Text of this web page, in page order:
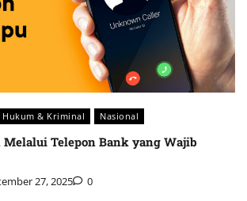
Hukum & Kriminal Nasional
Telepon Bank yang Wajib
27, 2025 0